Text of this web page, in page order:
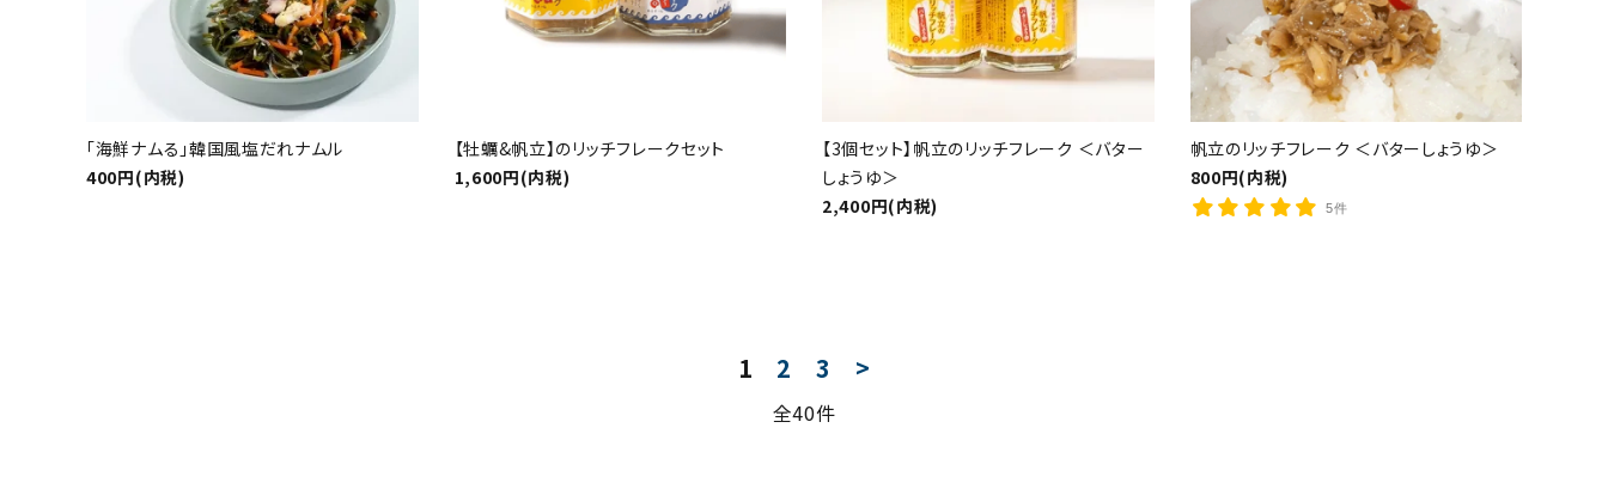
「海鮮ナムる」韓国風塩だれナムル
400円(内税)
【牡蠣&帆立】のリッチフレークセット
1,600円(内税)
【3個セット】帆立のリッチフレーク ＜バター
しょうゆ＞
2,400円(内税)
帆立のリッチフレーク ＜バターしょうゆ＞
800円(内税)
5件
1 2 3 >
全40件